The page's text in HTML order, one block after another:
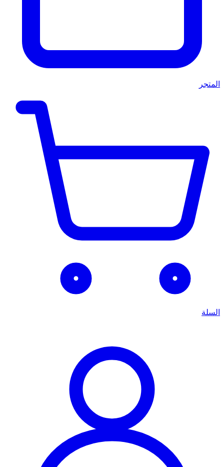
المتجر
السلة